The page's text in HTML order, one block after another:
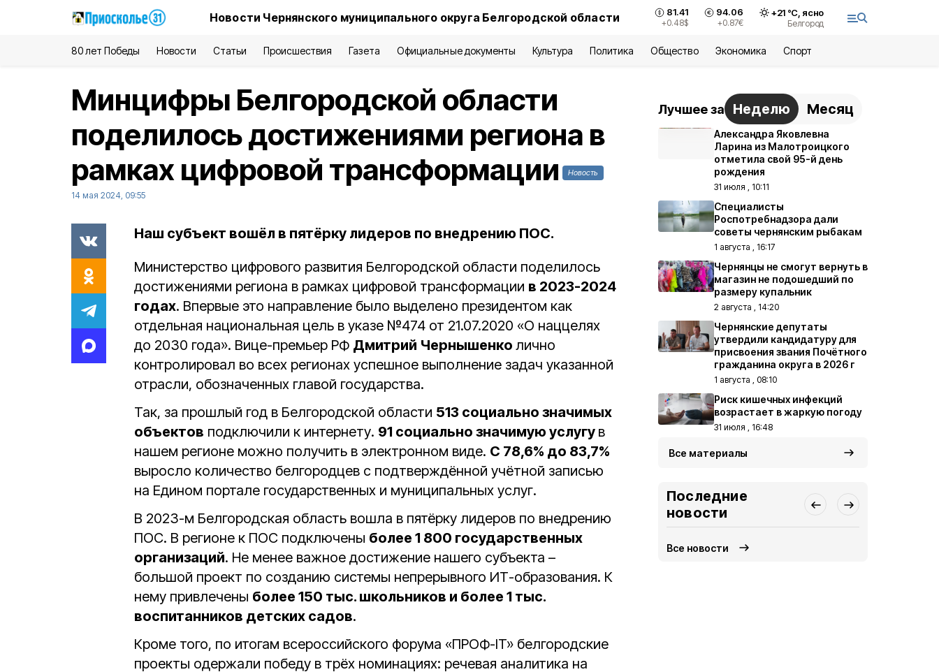
Новости Чернянского муниципального округа Белгородской области 81.41
+0.48$
94.06
+0.87€
+21°С, ясно
Белгород
80 лет Победы Новости Статьи Происшествия Газета Официальные документы Культура Политика Общество Экономика Спорт
Минцифры Белгородской области
поделилось достижениями региона в
рамках цифровой трансформации
Новость
14 мая 2024, 09:55
Наш субъект вошёл в пятёрку лидеров по внедрению ПОС.
Министерство цифрового развития Белгородской области поделилось
достижениями региона в рамках цифровой трансформации в 2023-2024
годах. Впервые это направление было выделено президентом как
отдельная национальная цель в указе №474 от 21.07.2020 «О наццелях
до 2030 года». Вице-премьер РФ Дмитрий Чернышенко лично
контролировал во всех регионах успешное выполнение задач указанной
отрасли, обозначенных главой государства.
Так, за прошлый год в Белгородской области 513 социально значимых
объектов подключили к интернету. 91 социально значимую услугу в
нашем регионе можно получить в электронном виде. С 78,6% до 83,7%
выросло количество белгородцев с подтверждённой учётной записью
на Едином портале государственных и муниципальных услуг.
В 2023-м Белгородская область вошла в пятёрку лидеров по внедрению
ПОС. В регионе к ПОС подключены более 1 800 государственных
организаций. Не менее важное достижение нашего субъекта –
большой проект по созданию системы непрерывного ИТ-образования. К
нему привлечены более 150 тыс. школьников и более 1 тыс.
воспитанников детских садов.
Кроме того, по итогам всероссийского форума «ПРОФ-IT» белгородские
проекты одержали победу в трёх номинациях: речевая аналитика на
Лучшее за Неделю Месяц
Александра Яковлевна
Ларина из Малотроицкого
отметила свой 95-й день
рождения
31 июля , 10:11
Специалисты
Роспотребнадзора дали
советы чернянским рыбакам
1 августа , 16:17
Чернянцы не смогут вернуть в
магазин не подошедший по
размеру купальник
2 августа , 14:20
Чернянские депутаты
утвердили кандидатуру для
присвоения звания Почётного
гражданина округа в 2026 г
1 августа , 08:10
Риск кишечных инфекций
возрастает в жаркую погоду
31 июля , 16:48
Все материалы
Последние
новости
Все новости